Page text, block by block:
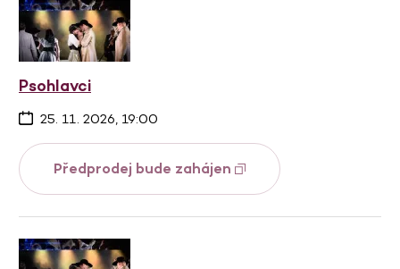
Psohlavci
25. 11. 2026, 19:00
Předprodej bude zahájen